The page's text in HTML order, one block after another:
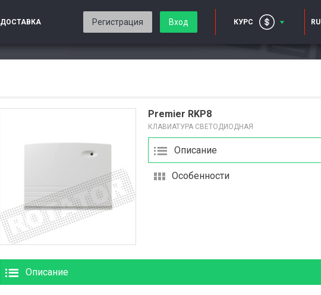
ДОСТАВКА Регистрация Вход КУРС RU
Premier RKP8
КЛАВИАТУРА СВЕТОДИОДНАЯ
Описание
Особенности
Описание